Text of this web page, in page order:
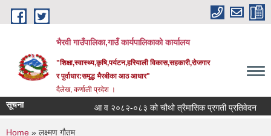
Skip to main content
भैरवी गाउँपालिका,गाउँ कार्यपालिकाको कार्यालय
"शिक्षा,स्वास्थ्य,कृषि,पर्यटन,हरियाली विकास,सहकारी,रोजगार
र पुर्वाधार:समृद्ध भैरबीका आठ आधार"
दैलेख, कर्णाली प्रदेश ।
सूचना आ व २०८२-०८३ को चौथो त्रैमासिक प्रगती प्रतिवेदन
Home » लक्ष्मण गौतम